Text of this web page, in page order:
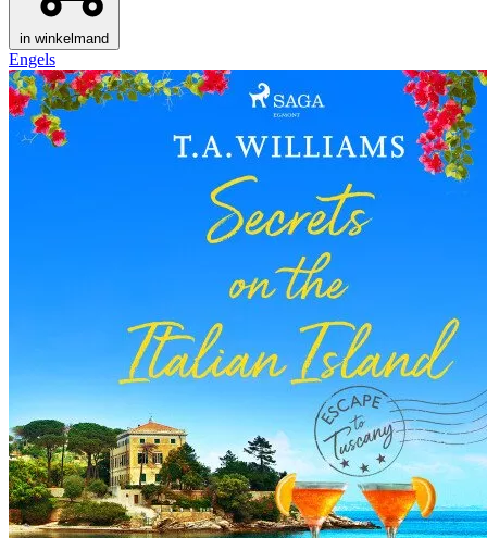
in winkelmand
Engels